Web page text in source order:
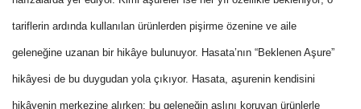
tariflerin ardında kullanılan ürünlerden pişirme özenine ve aile
geleneğine uzanan bir hikâye bulunuyor. Hasata’nın “Beklenen Aşure”
hikâyesi de bu duygudan yola çıkıyor. Hasata, aşurenin kendisini
hikâyenin merkezine alırken; bu geleneğin aslını koruyan ürünlerle